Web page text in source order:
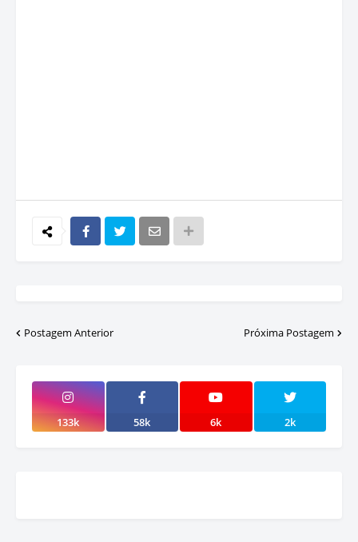
Postagem Anterior Próxima Postagem
133k 58k 6k 2k